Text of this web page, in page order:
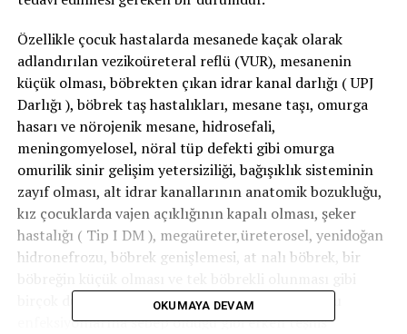
Özellikle çocuk hastalarda mesanede kaçak olarak
adlandırılan vezikoüreteral reflü (VUR), mesanenin
küçük olması, böbrekten çıkan idrar kanal darlığı ( UPJ
Darlığı ), böbrek taş hastalıkları, mesane taşı, omurga
hasarı ve nörojenik mesane, hidrosefali,
meningomyelosel, nöral tüp defekti gibi omurga
omurilik sinir gelişim yetersiziliği, bağışıklık sisteminin
zayıf olması, alt idrar kanallarının anatomik bozukluğu,
kız çocuklarda vajen açıklığının kapalı olması, şeker
hastalığı ( Tip I DM ), megaüreter,üreterosel, yenidoğan
hidronefrozu, böbrek genişlemesi, at nalı böbrek, bir
birçok durum tekrar eden sık rastlanan idrar yolu
enfeksiyonlarına sebep olduğu gibi erken teşhis
OKUMAYA DEVAM